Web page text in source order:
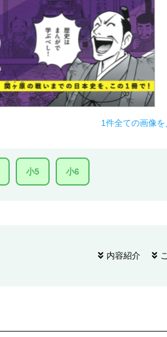
1件全ての画像を
小5 小6
内容紹介